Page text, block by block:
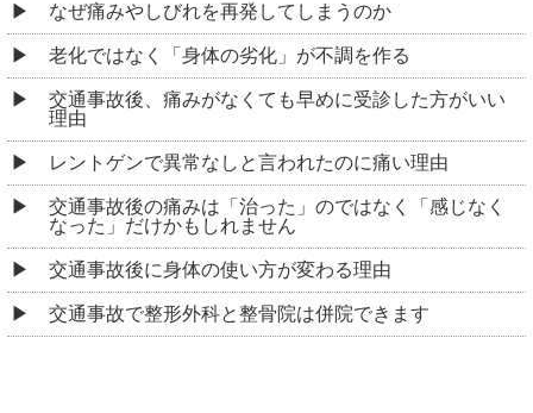
なぜ痛みやしびれを再発してしまうのか
老化ではなく「身体の劣化」が不調を作る
交通事故後、痛みがなくても早めに受診した方がいい
理由
レントゲンで異常なしと言われたのに痛い理由
交通事故後の痛みは「治った」のではなく「感じなく
なった」だけかもしれません
交通事故後に身体の使い方が変わる理由
交通事故で整形外科と整骨院は併院できます